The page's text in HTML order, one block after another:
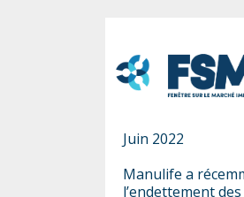
Juin 2022
Manulife a
l’endettement